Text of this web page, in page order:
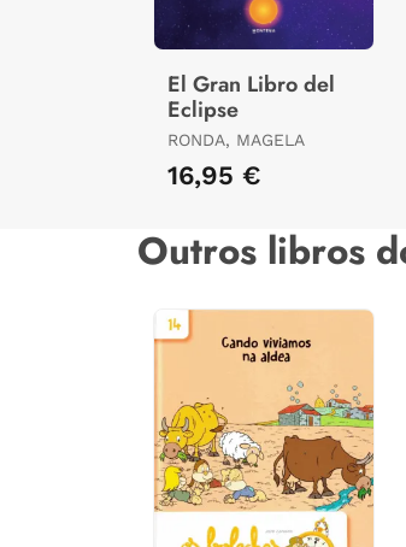
El Gran Libro del
Eclipse
RONDA, MAGELA
16,95 €
Outros libros